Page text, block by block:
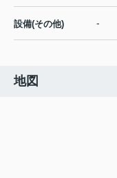
設備(その他) -
地図